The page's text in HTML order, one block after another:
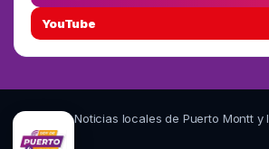
YouTube
Noticias locales de Puerto Montt y